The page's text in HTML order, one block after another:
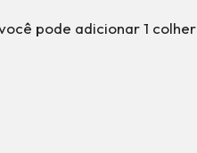
pode adicionar 1 colher